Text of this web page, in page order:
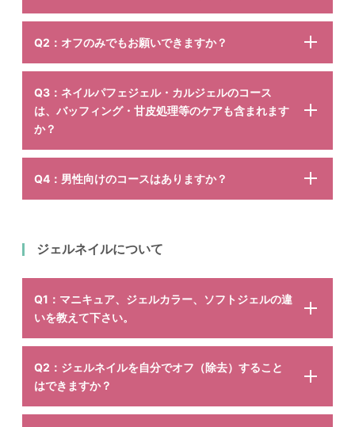
Q2：オフのみでもお願いできますか？
Q3：ネイルパフェジェル・カルジェルのコース
は、バッフィング・甘皮処理等のケアも含まれます
か？
Q4：男性向けのコースはありますか？
ジェルネイルについて
Q1：マニキュア、ジェルカラー、ソフトジェルの違
いを教えて下さい。
Q2：ジェルネイルを自分でオフ（除去）すること
はできますか？